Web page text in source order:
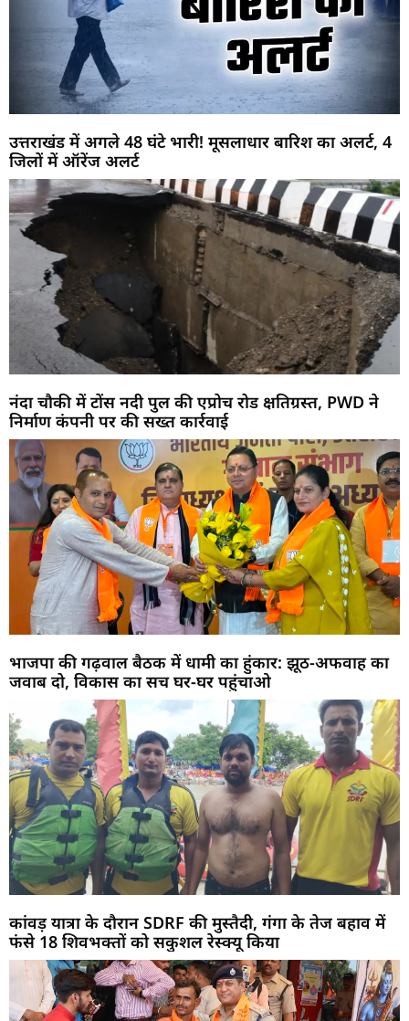
उत्तराखंड में अगले 48 घंटे भारी! मूसलाधार बारिश का अलर्ट, 4
जिलों में ऑरेंज अलर्ट
नंदा चौकी में टोंस नदी पुल की एप्रोच रोड क्षतिग्रस्त, PWD ने
निर्माण कंपनी पर की सख्त कार्रवाई
भाजपा की गढ़वाल बैठक में धामी का हुंकार: झूठ-अफवाह का
जवाब दो, विकास का सच घर-घर पहुंचाओ
कांवड़ यात्रा के दौरान SDRF की मुस्तैदी, गंगा के तेज बहाव में
फंसे 18 शिवभक्तों को सकुशल रेस्क्यू किया